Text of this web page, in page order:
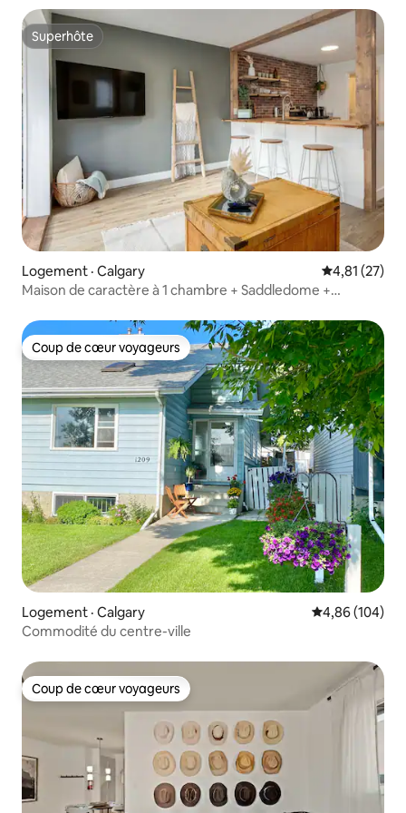
Superhôte
Superhôte
Logement · Calgary Note
4,81 (27)
Maison de caractère à 1 chambre + Saddledome +
Coup de cœur voyageurs
Coup de cœur voyageurs
Logement · Calgary Note
4,86 (104)
Commodité du centre-ville
Coup de cœur voyageurs
Coup de cœur voyageurs